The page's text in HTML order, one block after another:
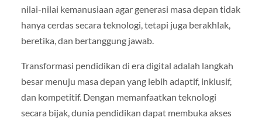
nilai-nilai kemanusiaan agar generasi masa depan tidak
hanya cerdas secara teknologi, tetapi juga berakhlak,
beretika, dan bertanggung jawab.
Transformasi pendidikan di era digital adalah langkah
besar menuju masa depan yang lebih adaptif, inklusif,
dan kompetitif. Dengan memanfaatkan teknologi
secara bijak, dunia pendidikan dapat membuka akses